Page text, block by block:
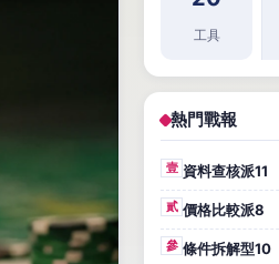
工具
熱門戰報
壹 資料查核派11
貳 價格比較派8
參 條件拆解型10